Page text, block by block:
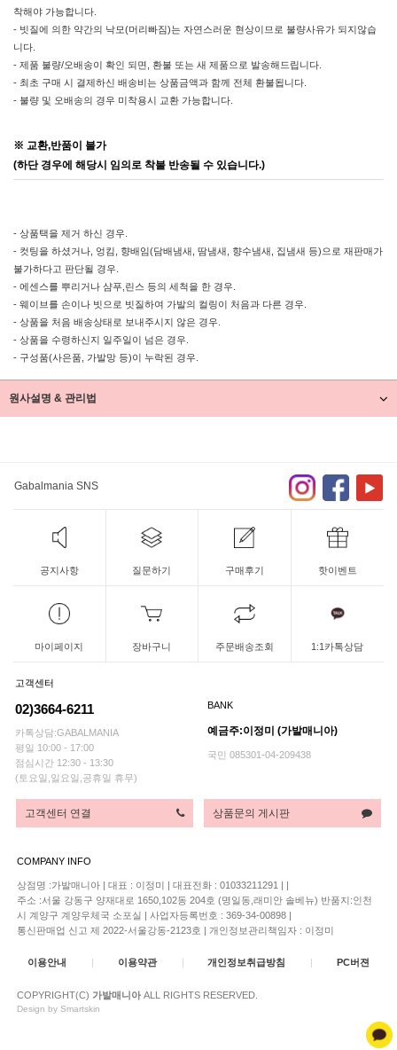
착해야 가능합니다.
- 빗질에 의한 약간의 낙모(머리빠짐)는 자연스러운 현상이므로 불량사유가 되지않습
니다.
- 제품 불량/오배송이 확인 되면, 환불 또는 새 제품으로 발송해드립니다.
- 최초 구매 시 결제하신 배송비는 상품금액과 함께 전체 환불됩니다.
- 불량 및 오배송의 경우 미착용시 교환 가능합니다.
※ 교환,반품이 불가
(하단 경우에 해당시 임의로 착불 반송될 수 있습니다.)
- 상품택을 제거 하신 경우.
- 컷팅을 하셨거나, 엉킴, 향배임(담배냄새, 땀냄새, 향수냄새, 집냄새 등)으로 재판매가
불가하다고 판단될 경우.
- 에센스를 뿌리거나 샴푸,린스 등의 세척을 한 경우.
- 웨이브를 손이나 빗으로 빗질하여 가발의 컬링이 처음과 다른 경우.
- 상품을 처음 배송상태로 보내주시지 않은 경우.
- 상품을 수령하신지 일주일이 넘은 경우.
- 구성품(사은품, 가발망 등)이 누락된 경우.
원사설명 & 관리법
Gabalmania SNS
공지사항 질문하기 구매후기 핫이벤트
마이페이지 장바구니 주문배송조회 1:1카톡상담
고객센터
02)3664-6211
카톡상담:GABALMANIA
평일 10:00 - 17:00
점심시간 12:30 - 13:30
(토요일,일요일,공휴일 휴무)
BANK
예금주:이정미 (가발매니아)
국민 085301-04-209438
고객센터 연결 상품문의 게시판
COMPANY INFO
상점명 :가발매니아 | 대표 : 이정미 | 대표전화 : 01033211291 | |
주소 :서울 강동구 양재대로 1650,102동 204호 (명일동,래미안 솔베뉴) 반품지:인천
시 계양구 계양우체국 소포실 | 사업자등록번호 : 369-34-00898 |
통신판매업 신고 제 2022-서울강동-2123호 | 개인정보관리책임자 : 이정미
이용안내 | 이용약관 | 개인정보취급방침 | PC버젼
COPYRIGHT(C) 가발매니아 ALL RIGHTS RESERVED.